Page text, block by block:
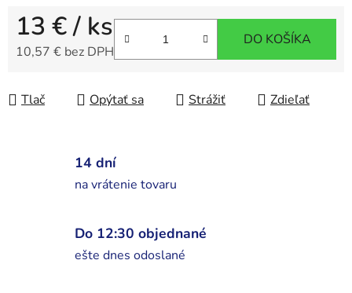
13 €/ ks
10,57 € bez DPH
DO KOŠÍKA
Tlač Opýtať sa Strážiť Zdieľať
14 dní
na vrátenie tovaru
Do 12:30 objednané
ešte dnes odoslané